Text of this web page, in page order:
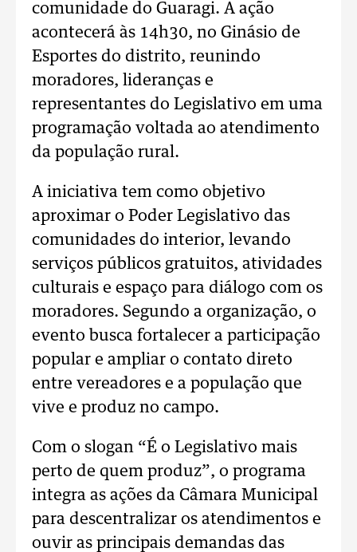
comunidade do Guaragi. A ação
acontecerá às 14h30, no Ginásio de
Esportes do distrito, reunindo
moradores, lideranças e
representantes do Legislativo em uma
programação voltada ao atendimento
da população rural.
A iniciativa tem como objetivo
aproximar o Poder Legislativo das
comunidades do interior, levando
serviços públicos gratuitos, atividades
culturais e espaço para diálogo com os
moradores. Segundo a organização, o
evento busca fortalecer a participação
popular e ampliar o contato direto
entre vereadores e a população que
vive e produz no campo.
Com o slogan “É o Legislativo mais
perto de quem produz”, o programa
integra as ações da Câmara Municipal
para descentralizar os atendimentos e
ouvir as principais demandas das